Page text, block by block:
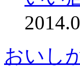
おいし